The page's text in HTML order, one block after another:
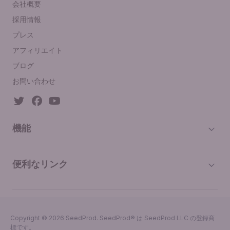
会社概要
採用情報
プレス
アフィリエイト
ブログ
お問い合わせ
機能
便利なリンク
Copyright © 2026 SeedProd. SeedProd® は SeedProd LLC の登録商
標です。